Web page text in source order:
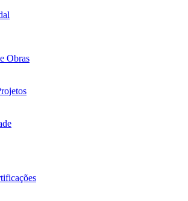
Obras